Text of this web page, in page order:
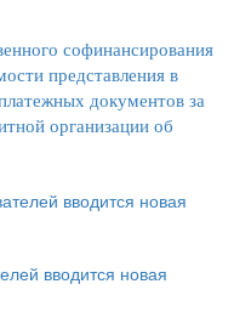
софинансирования
представления в
документов за
организации об
вводится новая